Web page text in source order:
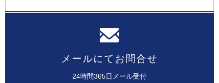
メールにてお問合せ
24時間365日メール受付